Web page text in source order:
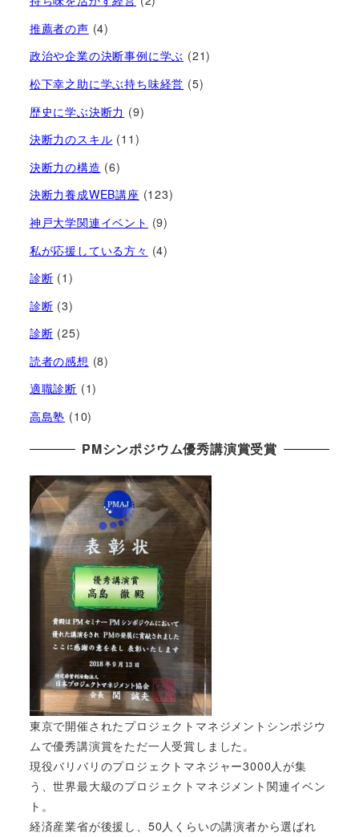
推薦者の声 (4)
政治や企業の決断事例に学ぶ (21)
松下幸之助に学ぶ持ち味経営 (5)
歴史に学ぶ決断力 (9)
決断力のスキル (11)
決断力の構造 (6)
決断力養成WEB講座 (123)
神戸大学関連イベント (9)
私が応援している方々 (4)
診断 (1)
診断 (3)
診断 (25)
読者の感想 (8)
適職診断 (1)
高島塾 (10)
PMシンポジウム優秀講演賞受賞
東京で開催されたプロジェクトマネジメントシンポジウ
ムで優秀講演賞をただ一人受賞しました。
現役バリバリのプロジェクトマネジャー3000人が集
う、世界最大級のプロジェクトマネジメント関連イベン
ト。
経済産業省が後援し、50人くらいの講演者から選ばれ